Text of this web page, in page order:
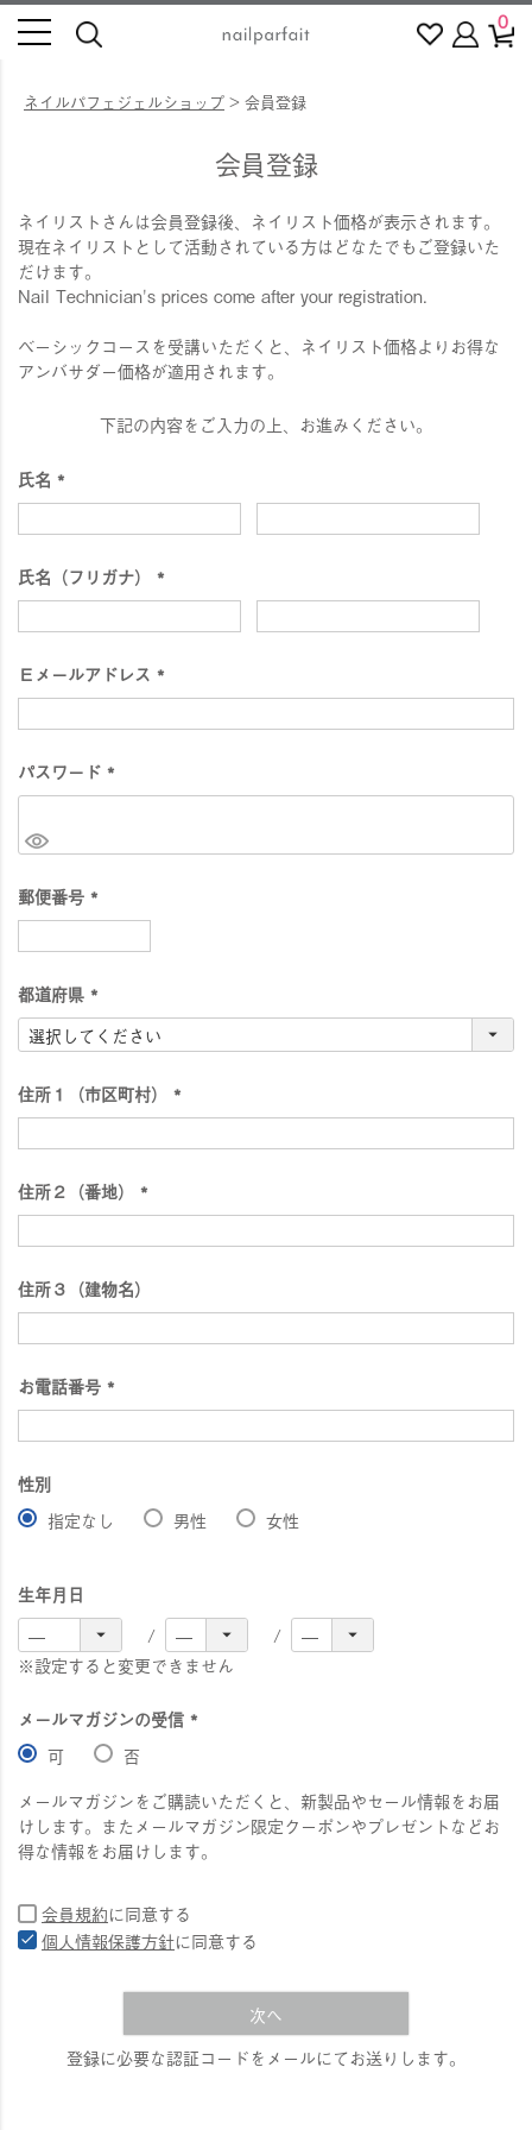
0
ネイルパフェジェルショップ 会員登録
会員登録
ネイリストさんは会員登録後、ネイリスト価格が表示されます。
現在ネイリストとして活動されている方はどなたでもご登録いた
だけます。
Nail Technician's prices come after your registration.
ベーシックコースを受講いただくと、ネイリスト価格よりお得な
アンバサダー価格が適用されます。
下記の内容をご入力の上、お進みください。
氏名
(
必
氏名（フリガナ）
(
必
)
Ｅメールアドレス
(
必
パスワード
(
須
郵便番号
(
必
)
都道府県
(
必
)
住所１（市区町村）
(
必
住所２（番地）
(
必
住所３（建物名）
お電話番号
(
必
性別
指定なし
男性 女性
生年月日
※設定すると変更できません
メールマガジンの受信
須
)
可
否
メールマガジンをご購読いただくと、新製品やセール情報をお届
けします。またメールマガジン限定クーポンやプレゼントなどお
得な情報をお届けします。
会員規約に同意する
個人情報保護方針に同意する
次へ
登録に必要な認証コードをメールにてお送りします。